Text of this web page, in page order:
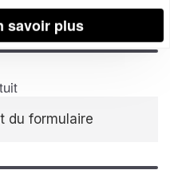
contributors,CC-BY-SA
du formulaire
savoir plus